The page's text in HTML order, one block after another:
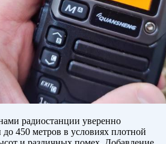
радиостанции уверенно
до 450 метров в условиях плотной